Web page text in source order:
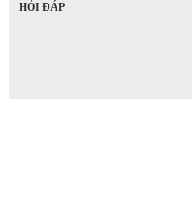
HỎI ĐÁP